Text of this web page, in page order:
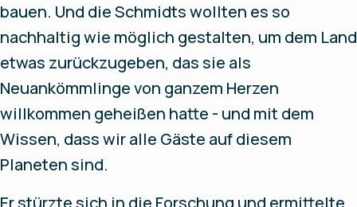
bauen. Und die Schmidts wollten es so
nachhaltig wie möglich gestalten, um dem Land
etwas zurückzugeben, das sie als
Neuankömmlinge von ganzem Herzen
willkommen geheißen hatte - und mit dem
Wissen, dass wir alle Gäste auf diesem
Planeten sind.
Er stürzte sich in die Forschung und ermittelte